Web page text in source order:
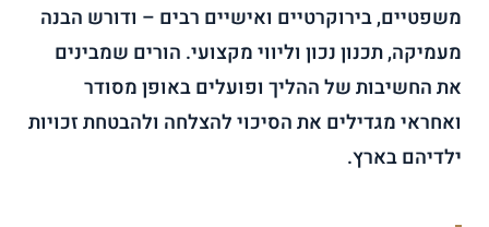
משפטיים, בירוקרטיים ואישיים רבים – ודורש הבנה
מעמיקה, תכנון נכון וליווי מקצועי. הורים שמבינים
את החשיבות של ההליך ופועלים באופן מסודר
ואחראי מגדילים את הסיכוי להצלחה ולהבטחת זכויות
ילדיהם בארץ.